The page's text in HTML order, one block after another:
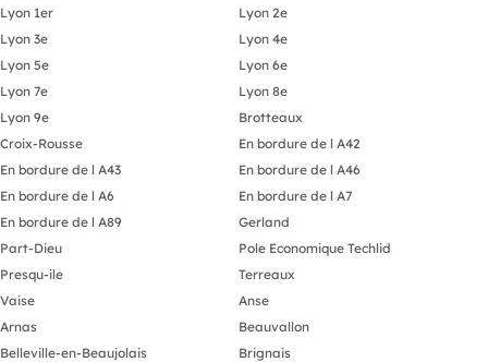
Lyon 1er
Lyon 2e
Lyon 3e
Lyon 4e
Lyon 5e
Lyon 6e
Lyon 7e
Lyon 8e
Lyon 9e
Brotteaux
Croix-Rousse
En bordure de l A42
En bordure de l A43
En bordure de l A46
En bordure de l A6
En bordure de l A7
En bordure de l A89
Gerland
Part-Dieu
Pole Economique Techlid
Presqu-ile
Terreaux
Vaise
Anse
Arnas
Beauvallon
Belleville-en-Beaujolais
Brignais